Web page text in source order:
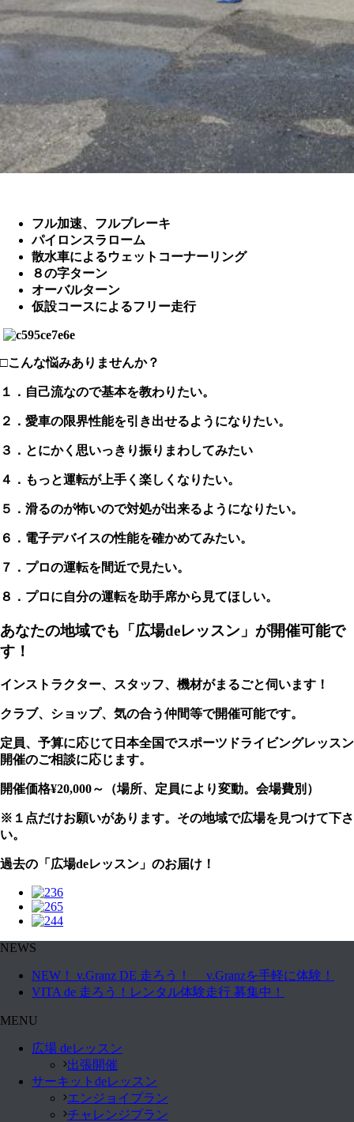
フル加速、フルブレーキ
パイロンスラローム
散水車によるウェットコーナーリング
８の字ターン
オーバルターン
仮設コースによるフリー走行
□こんな悩みありませんか？
１．自己流なので基本を教わりたい。
２．愛車の限界性能を引き出せるようになりたい。
３．とにかく思いっきり振りまわしてみたい
４．もっと運転が上手く楽しくなりたい。
５．滑るのが怖いので対処が出来るようになりたい。
６．電子デバイスの性能を確かめてみたい。
７．プロの運転を間近で見たい。
８．プロに自分の運転を助手席から見てほしい。
あなたの地域でも「広場deレッスン」が開催可能で
す！
インストラクター、スタッフ、機材がまるごと伺います！
クラブ、ショップ、気の合う仲間等で開催可能です。
定員、予算に応じて日本全国でスポーツドライビングレッスン
開催のご相談に応じます。
開催価格¥20,000～（場所、定員により変動。会場費別）
※１点だけお願いがあります。その地域で広場を見つけて下さ
い。
過去の「広場deレッスン」のお届け！
NEWS
NEW！ v.Granz DE 走ろう！ v.Granzを手軽に体験！
VITA de 走ろう！レンタル体験走行 募集中！
MENU
広場 deレッスン
出張開催
サーキットdeレッスン
エンジョイプラン
チャレンジプラン